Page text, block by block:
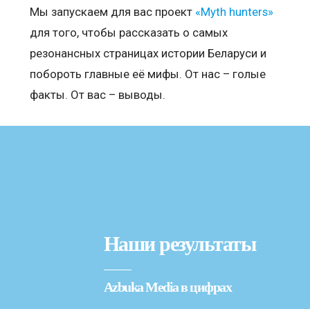
Мы запускаем для вас проект «Myth hunters»
для того, чтобы рассказать о самых
резонансных страницах истории Беларуси и
побороть главные её мифы. От нас – голые
факты. От вас – выводы.
Наши результаты
Azbuka Media в цифрах